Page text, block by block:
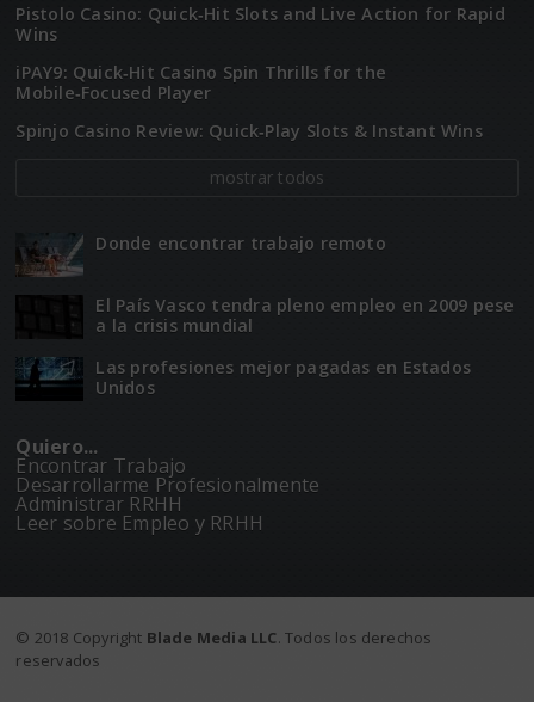
Pistolo Casino: Quick‑Hit Slots and Live Action for Rapid
Wins
iPAY9: Quick‑Hit Casino Spin Thrills for the
Mobile‑Focused Player
Spinjo Casino Review: Quick‑Play Slots & Instant Wins
mostrar todos
Donde encontrar trabajo remoto
El Paí­­s Vasco tendra pleno empleo en 2009 pese
a la crisis mundial
Las profesiones mejor pagadas en Estados
Unidos
Quiero...
Encontrar Trabajo
Desarrollarme Profesionalmente
Administrar RRHH
Leer sobre Empleo y RRHH
© 2018 Copyright Blade Media LLC. Todos los derechos
reservados